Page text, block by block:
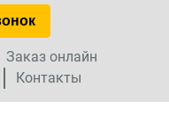
Заказ онлайн
Контакты